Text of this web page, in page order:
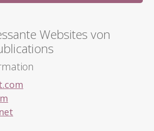
Websites von